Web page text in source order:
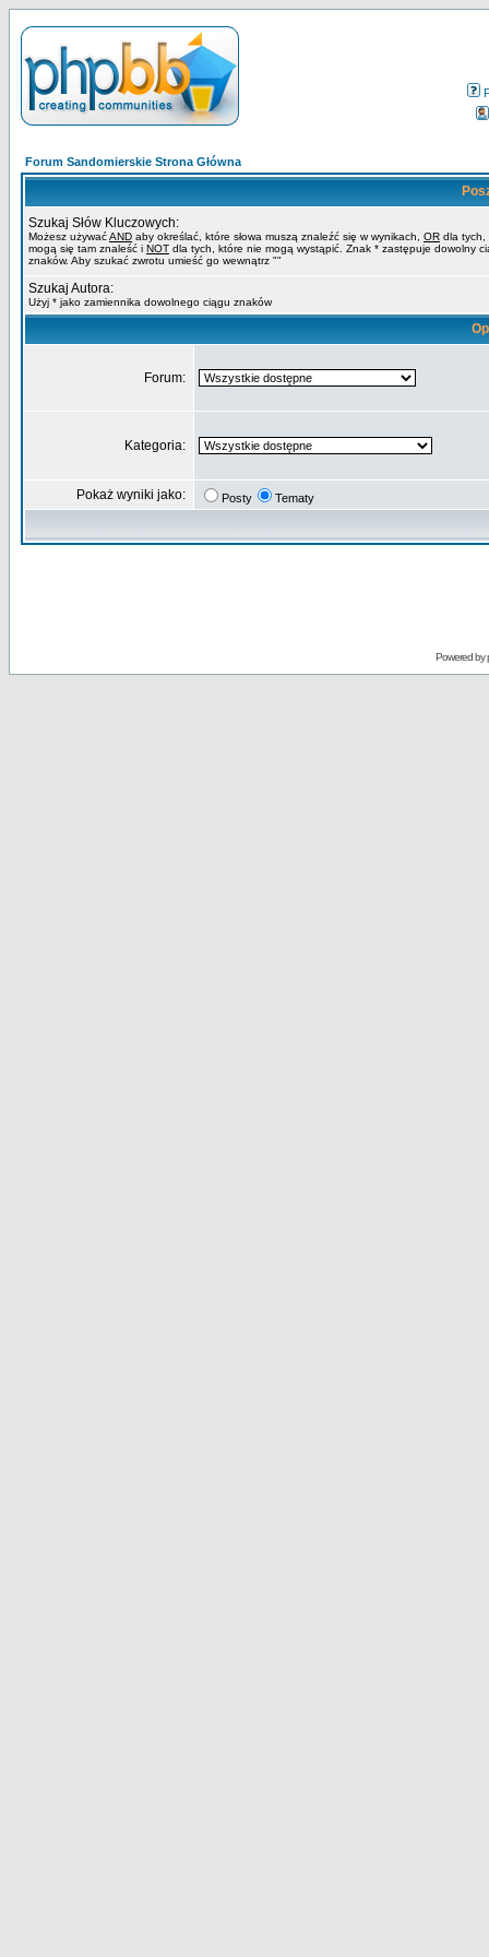
Forum Sandomierskie Strona Główna
Szukaj Słów Kluczowych:
Możesz używaćAND aby określać, które słowa muszą znaleźć się w wynikach, OR dla tych,
mogą się tam znaleść i NOT dla tych, które nie mogą wystąpić. Znak * zastępuje dowolny
znaków. Aby szukać zwrotu umieść go wewnątrz ""
Szukaj Autora:
Użyj * jako zamiennika dowolnego ciągu znaków
Forum:
Kategoria:
Pokaż wyniki jako: Posty Tematy
Powered by